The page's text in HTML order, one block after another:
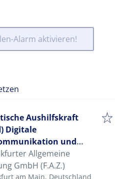
Alarm aktivieren!
Aushilfskraft
Digitale
und
Allgemeine
GmbH (F.A.Z.)
am Main, Deutschland